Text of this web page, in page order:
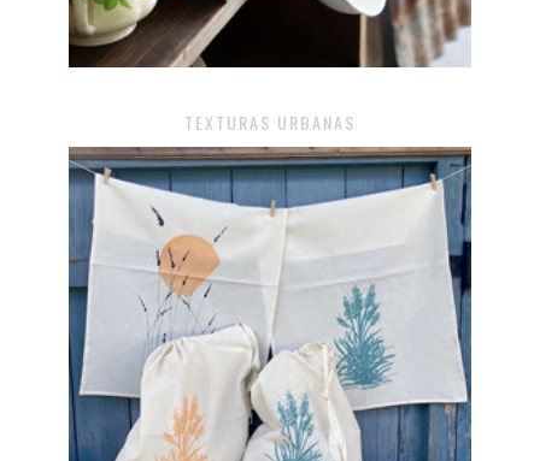
TEXTURAS URBANAS